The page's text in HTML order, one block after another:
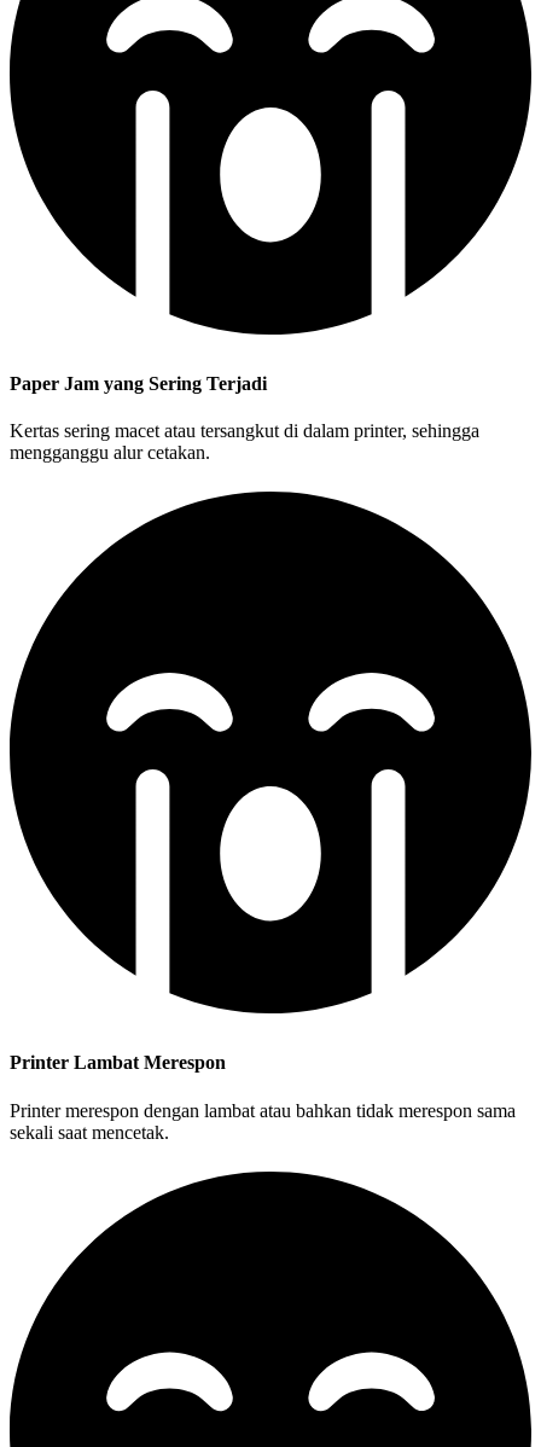
Paper Jam yang Sering Terjadi
Kertas sering macet atau tersangkut di dalam printer, sehingga
mengganggu alur cetakan.
Printer Lambat Merespon
Printer merespon dengan lambat atau bahkan tidak merespon sama
sekali saat mencetak.